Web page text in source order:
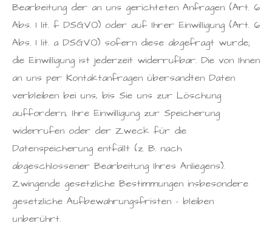
Bearbeitung der an uns gerichteten Anfragen (Art. 6
Abs. 1 lit. f DSGVO) oder auf Ihrer Einwilligung (Art. 6
Abs. 1 lit. a DSGVO) sofern diese abgefragt wurde;
die Einwilligung ist jederzeit widerrufbar. Die von Ihnen
an uns per Kontaktanfragen übersandten Daten
verbleiben bei uns, bis Sie uns zur Löschung
auffordern, Ihre Einwilligung zur Speicherung
widerrufen oder der Zweck für die
Datenspeicherung entfällt (z. B. nach
abgeschlossener Bearbeitung Ihres Anliegens).
Zwingende gesetzliche Bestimmungen insbesondere
gesetzliche Aufbewahrungsfristen – bleiben
unberührt.